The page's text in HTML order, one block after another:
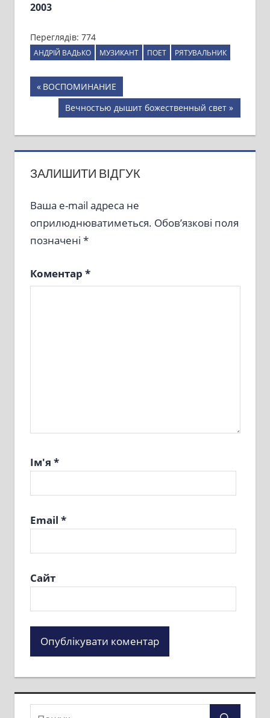
2003
Переглядів: 774
АНДРІЙ ВАДЬКО МУЗИКАНТ ПОЕТ РЯТУВАЛЬНИК
Навігація
записів
Previous
Post:
ВОСПОМИНАНИЕ
Next
Post:
Вечностью дышит божественный свет
ЗАЛИШИТИ ВІДГУК
Ваша e-mail адреса не
оприлюднюватиметься. Обов’язкові поля
позначені *
Коментар *
Ім'я *
Email *
Сайт